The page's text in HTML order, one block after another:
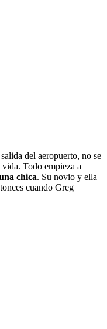
del aeropuerto, no se
Todo empieza a
chica. Su novio y ella
cuando Greg